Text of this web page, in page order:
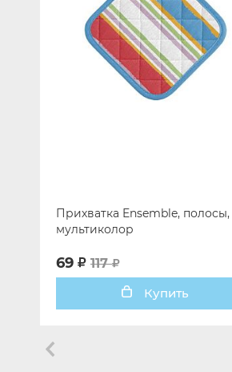
Прихватка Ensemble, полосы,
мультиколор
69
117
Купить